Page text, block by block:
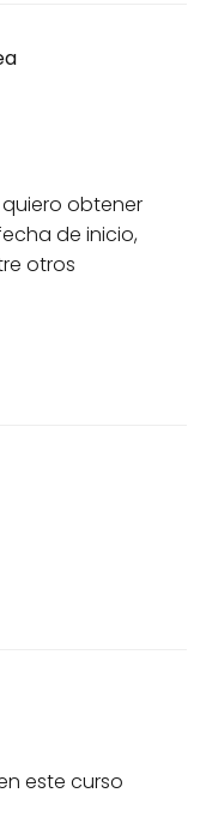
obtener
de inicio,
otros
este curso